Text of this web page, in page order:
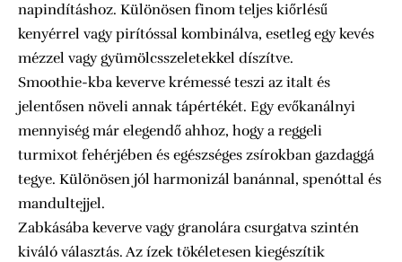
napindításhoz. Különösen finom teljes kiőrlésű
kenyérrel vagy pirítóssal kombinálva, esetleg egy kevés
mézzel vagy gyümölcsszeletekkel díszítve.
Smoothie-kba keverve krémessé teszi az italt és
jelentősen növeli annak tápértékét. Egy evőkanálnyi
mennyiség már elegendő ahhoz, hogy a reggeli
turmixot fehérjében és egészséges zsírokban gazdaggá
tegye. Különösen jól harmonizál banánnal, spenóttal és
mandultejjel.
Zabkásába keverve vagy granolára csurgatva szintén
kiváló választás. Az ízek tökéletesen kiegészítik